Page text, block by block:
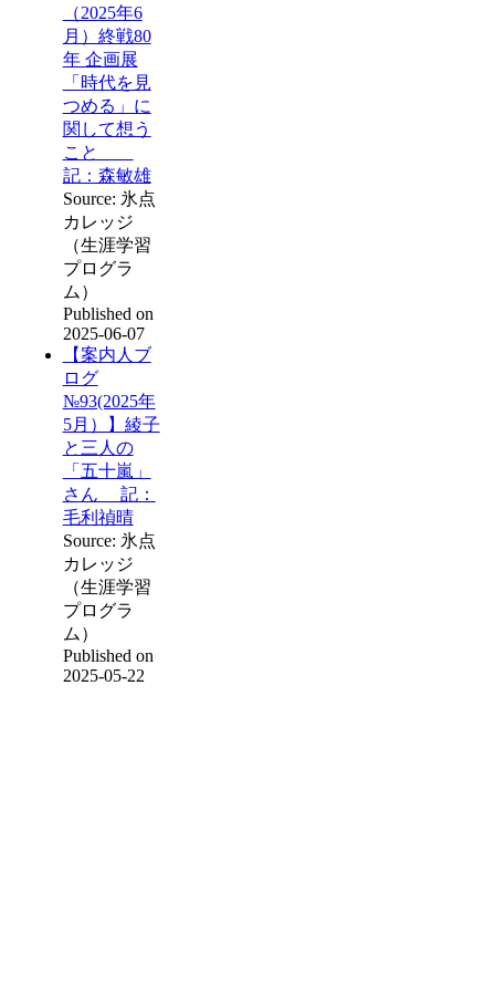
（2025年6
月）終戦80
年 企画展
「時代を見
つめる」に
関して想う
こと
記：森敏雄
Source: 氷点
カレッジ
（生涯学習
プログラ
ム）
Published on
2025-06-07
【案内人ブ
ログ
№93(2025年
5月）】綾子
と三人の
「五十嵐」
さん 記：
毛利禎晴
Source: 氷点
カレッジ
（生涯学習
プログラ
ム）
Published on
2025-05-22